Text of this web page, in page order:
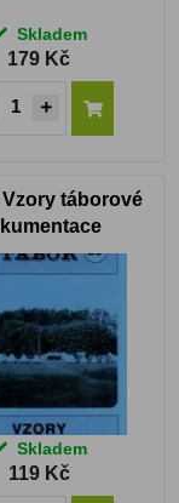
Skladem
179 Kč
Vzory táborové
Skladem
119 Kč